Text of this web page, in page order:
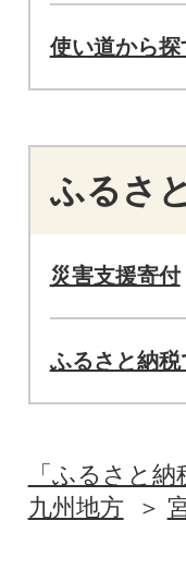
使い道から探
ふるさ
災害支援寄付
ふるさと納
「ふるさと
九州地方